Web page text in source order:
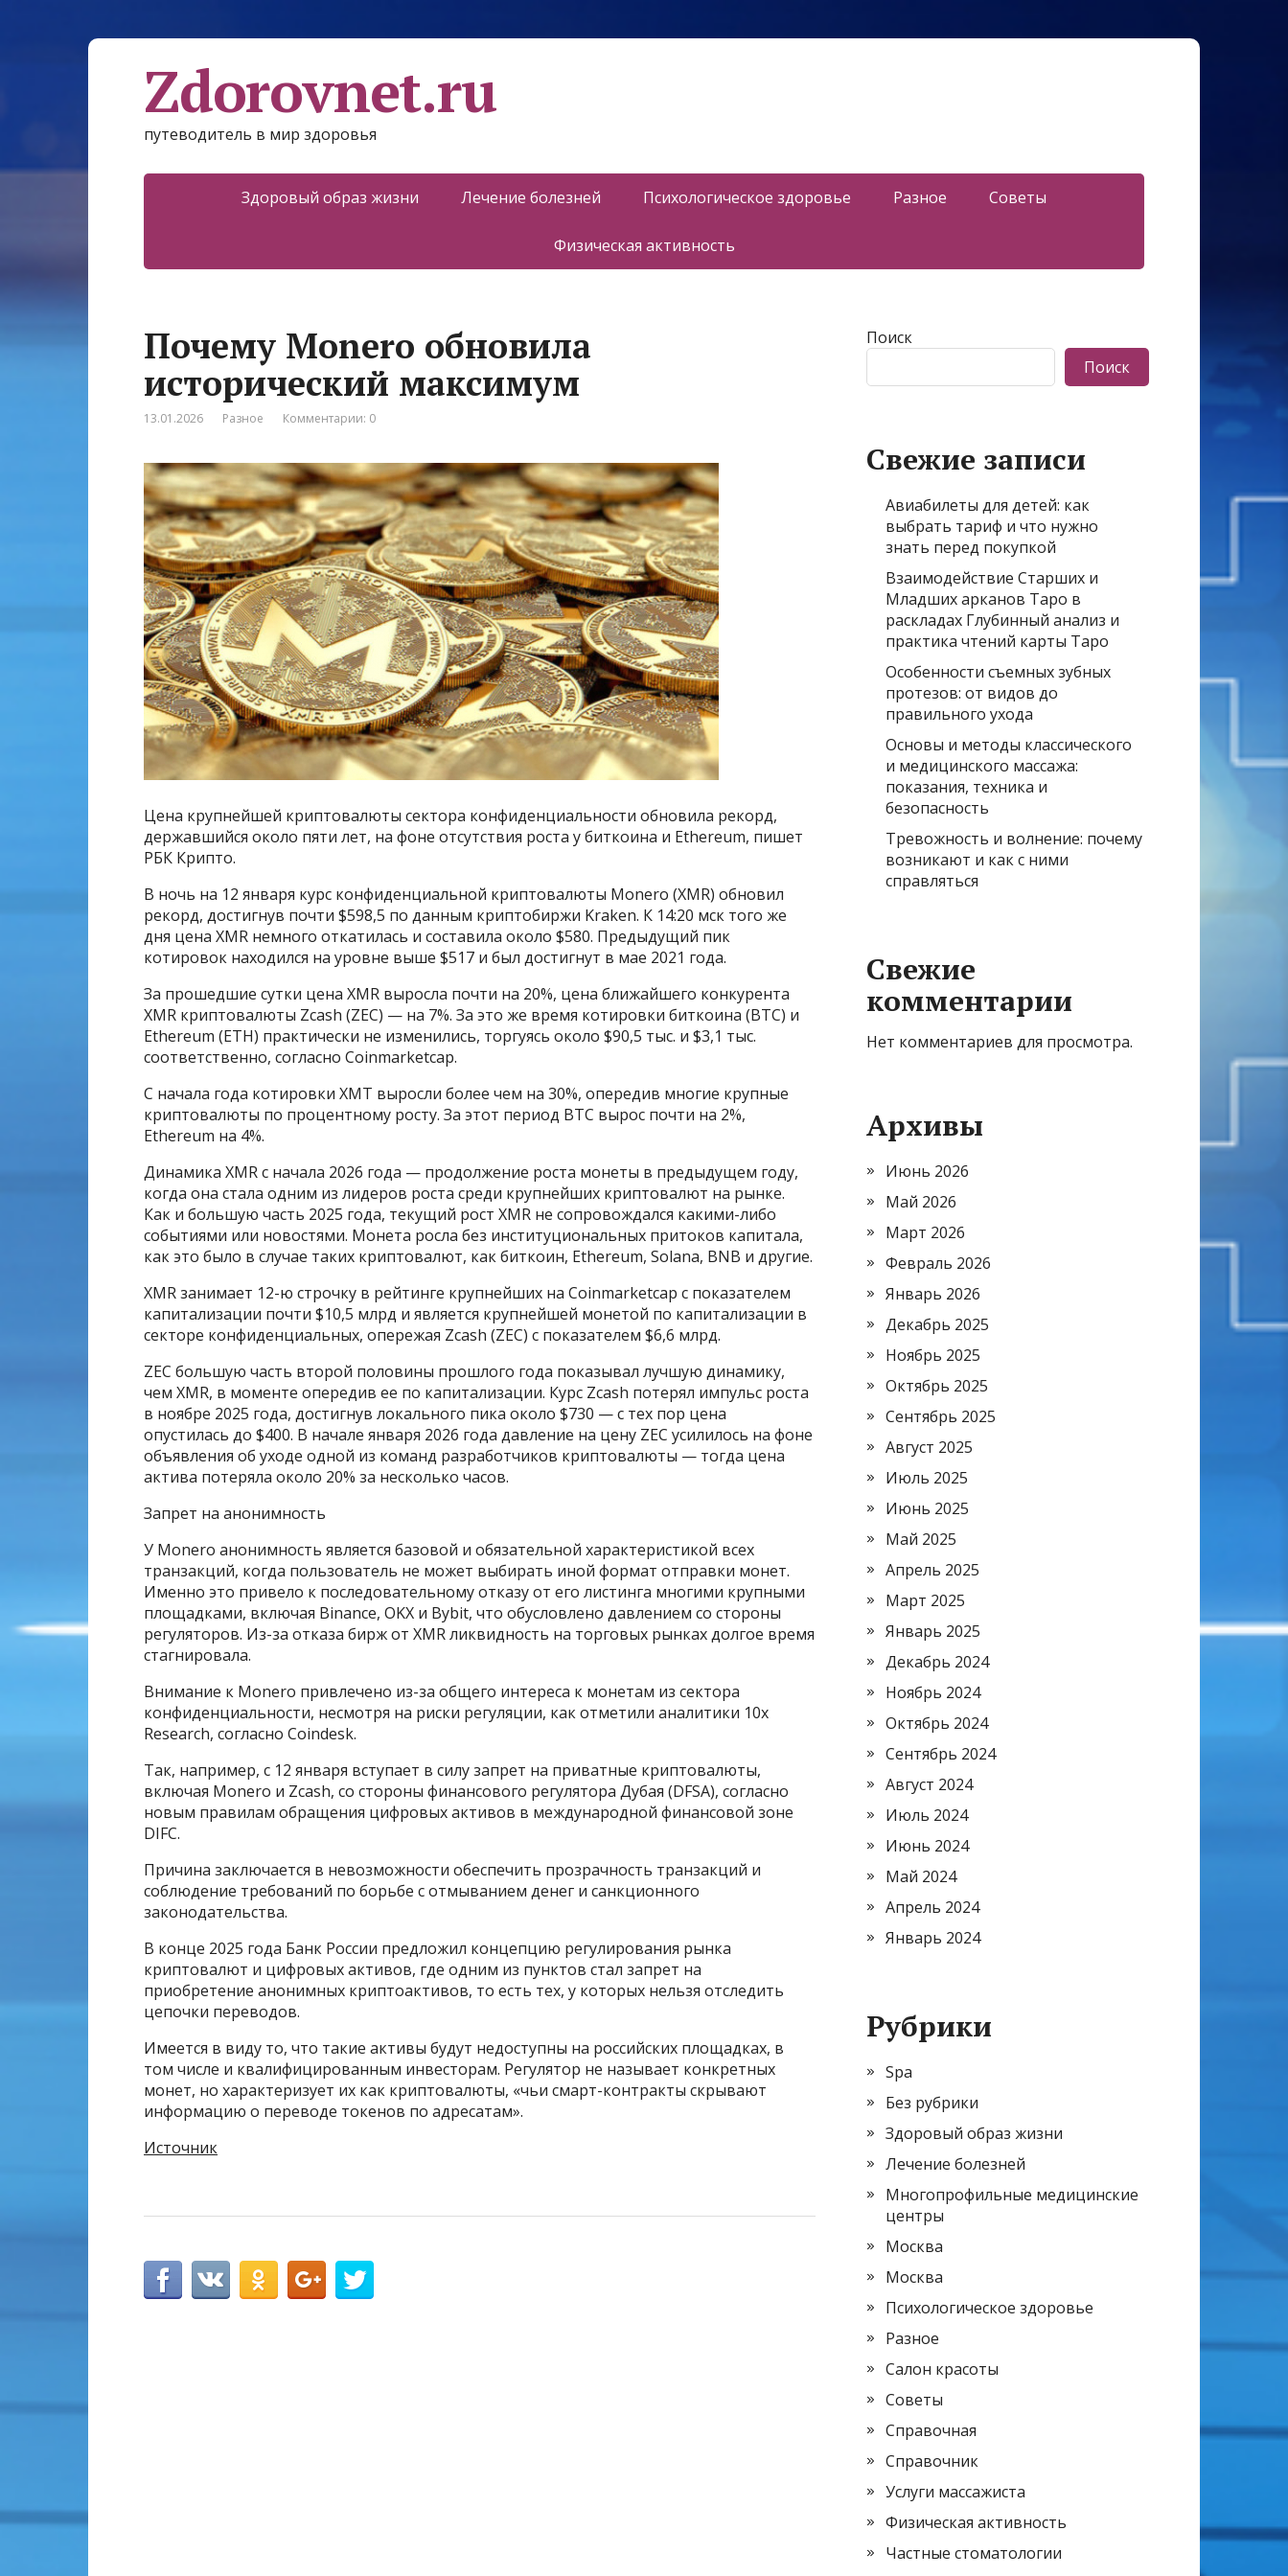
Zdorovnet.ru
путеводитель в мир здоровья
Здоровый образ жизни Лечение болезней Психологическое здоровье Разное Советы
Физическая активность
Почему Monero обновила
исторический максимум
13.01.2026 Разное Комментарии: 0
Цена крупнейшей криптовалюты сектора конфиденциальности обновила рекорд,
державшийся около пяти лет, на фоне отсутствия роста у биткоина и Ethereum, пишет
РБК Крипто.
В ночь на 12 января курс конфиденциальной криптовалюты Monero (XMR) обновил
рекорд, достигнув почти $598,5 по данным криптобиржи Kraken. К 14:20 мск того же
дня цена XMR немного откатилась и составила около $580. Предыдущий пик
котировок находился на уровне выше $517 и был достигнут в мае 2021 года.
За прошедшие сутки цена XMR выросла почти на 20%, цена ближайшего конкурента
XMR криптовалюты Zcash (ZEC) — на 7%. За это же время котировки биткоина (BTC) и
Ethereum (ETH) практически не изменились, торгуясь около $90,5 тыс. и $3,1 тыс.
соответственно, согласно Coinmarketcap.
С начала года котировки XMT выросли более чем на 30%, опередив многие крупные
криптовалюты по процентному росту. За этот период BTC вырос почти на 2%,
Ethereum на 4%.
Динамика XMR с начала 2026 года — продолжение роста монеты в предыдущем году,
когда она стала одним из лидеров роста среди крупнейших криптовалют на рынке.
Как и большую часть 2025 года, текущий рост XMR не сопровождался какими-либо
событиями или новостями. Монета росла без институциональных притоков капитала,
как это было в случае таких криптовалют, как биткоин, Ethereum, Solana, BNB и другие.
XMR занимает 12-ю строчку в рейтинге крупнейших на Coinmarketcap с показателем
капитализации почти $10,5 млрд и является крупнейшей монетой по капитализации в
секторе конфиденциальных, опережая Zcash (ZEC) с показателем $6,6 млрд.
ZEC большую часть второй половины прошлого года показывал лучшую динамику,
чем XMR, в моменте опередив ее по капитализации. Курс Zcash потерял импульс роста
в ноябре 2025 года, достигнув локального пика около $730 — с тех пор цена
опустилась до $400. В начале января 2026 года давление на цену ZEC усилилось на фоне
объявления об уходе одной из команд разработчиков криптовалюты — тогда цена
актива потеряла около 20% за несколько часов.
Запрет на анонимность
У Monero анонимность является базовой и обязательной характеристикой всех
транзакций, когда пользователь не может выбирать иной формат отправки монет.
Именно это привело к последовательному отказу от его листинга многими крупными
площадками, включая Binance, OKX и Bybit, что обусловлено давлением со стороны
регуляторов. Из-за отказа бирж от XMR ликвидность на торговых рынках долгое время
стагнировала.
Внимание к Monero привлечено из-за общего интереса к монетам из сектора
конфиденциальности, несмотря на риски регуляции, как отметили аналитики 10x
Research, согласно Coindesk.
Так, например, с 12 января вступает в силу запрет на приватные криптовалюты,
включая Monero и Zcash, со стороны финансового регулятора Дубая (DFSA), согласно
новым правилам обращения цифровых активов в международной финансовой зоне
DIFC.
Причина заключается в невозможности обеспечить прозрачность транзакций и
соблюдение требований по борьбе с отмыванием денег и санкционного
законодательства.
В конце 2025 года Банк России предложил концепцию регулирования рынка
криптовалют и цифровых активов, где одним из пунктов стал запрет на
приобретение анонимных криптоактивов, то есть тех, у которых нельзя отследить
цепочки переводов.
Имеется в виду то, что такие активы будут недоступны на российских площадках, в
том числе и квалифицированным инвесторам. Регулятор не называет конкретных
монет, но характеризует их как криптовалюты, «чьи смарт-контракты скрывают
информацию о переводе токенов по адресатам».
Источник
Поиск
Поиск
Свежие записи
Авиабилеты для детей: как
выбрать тариф и что нужно
знать перед покупкой
Взаимодействие Старших и
Младших арканов Таро в
раскладах Глубинный анализ и
практика чтений карты Таро
Особенности съемных зубных
протезов: от видов до
правильного ухода
Основы и методы классического
и медицинского массажа:
показания, техника и
безопасность
Тревожность и волнение: почему
возникают и как с ними
справляться
Свежие
комментарии
Нет комментариев для просмотра.
Архивы
Июнь 2026
Май 2026
Март 2026
Февраль 2026
Январь 2026
Декабрь 2025
Ноябрь 2025
Октябрь 2025
Сентябрь 2025
Август 2025
Июль 2025
Июнь 2025
Май 2025
Апрель 2025
Март 2025
Январь 2025
Декабрь 2024
Ноябрь 2024
Октябрь 2024
Сентябрь 2024
Август 2024
Июль 2024
Июнь 2024
Май 2024
Апрель 2024
Январь 2024
Рубрики
Spa
Без рубрики
Здоровый образ жизни
Лечение болезней
Многопрофильные медицинские
центры
Москва
Москва
Психологическое здоровье
Разное
Салон красоты
Советы
Справочная
Справочник
Услуги массажиста
Физическая активность
Частные стоматологии